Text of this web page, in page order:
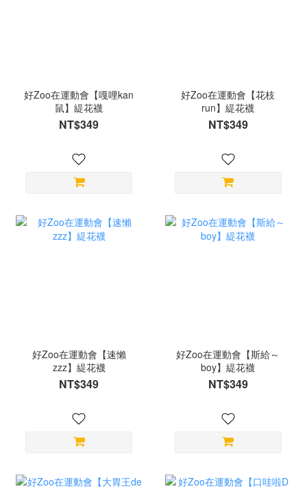
好Zoo在運動會【嘎哩kan
鼠】緹花襪
NT$349
好Zoo在運動會【花枝
run】緹花襪
NT$349
好Zoo在運動會【速懶
zzz】緹花襪
NT$349
好Zoo在運動會【斯給～
boy】緹花襪
NT$349